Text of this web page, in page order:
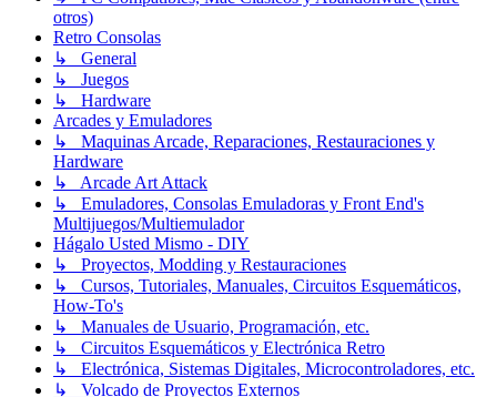
otros)
Retro Consolas
↳ General
↳ Juegos
↳ Hardware
Arcades y Emuladores
↳ Maquinas Arcade, Reparaciones, Restauraciones y
Hardware
↳ Arcade Art Attack
↳ Emuladores, Consolas Emuladoras y Front End's
Multijuegos/Multiemulador
Hágalo Usted Mismo - DIY
↳ Proyectos, Modding y Restauraciones
↳ Cursos, Tutoriales, Manuales, Circuitos Esquemáticos,
How-To's
↳ Manuales de Usuario, Programación, etc.
↳ Circuitos Esquemáticos y Electrónica Retro
↳ Electrónica, Sistemas Digitales, Microcontroladores, etc.
↳ Volcado de Proyectos Externos